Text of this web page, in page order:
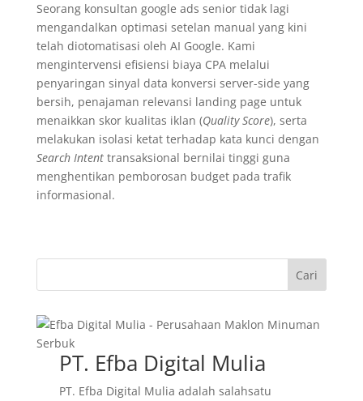
Seorang konsultan google ads senior tidak lagi
mengandalkan optimasi setelan manual yang kini
telah diotomatisasi oleh AI Google. Kami
mengintervensi efisiensi biaya CPA melalui
penyaringan sinyal data konversi server-side yang
bersih, penajaman relevansi landing page untuk
menaikkan skor kualitas iklan (Quality Score), serta
melakukan isolasi ketat terhadap kata kunci dengan
Search Intenttransaksional bernilai tinggi guna
menghentikan pemborosan budget pada trafik
informasional.
Cari
PT. Efba Digital Mulia
PT. Efba Digital Mulia adalah salahsatu